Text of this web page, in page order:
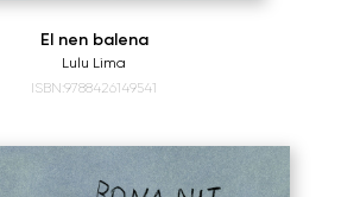
El nen balena
Lulu Lima
ISBN:9788426149541